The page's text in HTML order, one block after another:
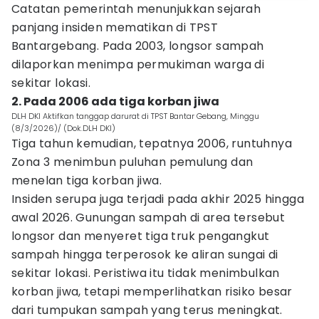
Catatan pemerintah menunjukkan sejarah
panjang insiden mematikan di TPST
Bantargebang. Pada 2003, longsor sampah
dilaporkan menimpa permukiman warga di
sekitar lokasi.
2. Pada 2006 ada tiga korban jiwa
DLH DKI Aktifkan tanggap darurat di TPST Bantar Gebang, Minggu
(8/3/2026)/ (Dok.DLH DKI)
Tiga tahun kemudian, tepatnya 2006, runtuhnya
Zona 3 menimbun puluhan pemulung dan
menelan tiga korban jiwa.
Insiden serupa juga terjadi pada akhir 2025 hingga
awal 2026. Gunungan sampah di area tersebut
longsor dan menyeret tiga truk pengangkut
sampah hingga terperosok ke aliran sungai di
sekitar lokasi. Peristiwa itu tidak menimbulkan
korban jiwa, tetapi memperlihatkan risiko besar
dari tumpukan sampah yang terus meningkat.